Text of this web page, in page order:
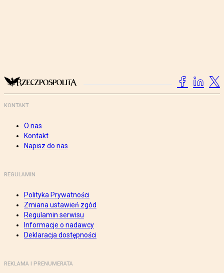
KONTAKT
O nas
Kontakt
Napisz do nas
REGULAMIN
Polityka Prywatności
Zmiana ustawień zgód
Regulamin serwisu
Informacje o nadawcy
Deklaracja dostępności
REKLAMA I PRENUMERATA